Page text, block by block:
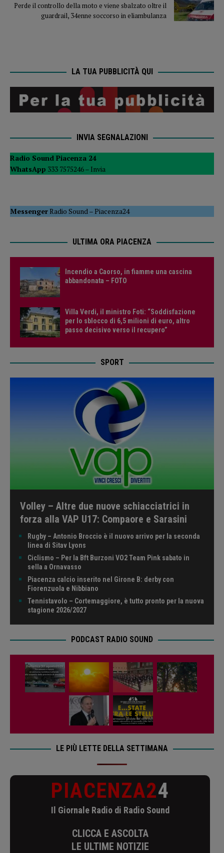
Perde il controllo della moto e viene sbalzato oltre il
guardrail, 34enne soccorso in eliambulanza
LA TUA PUBBLICITÀ QUI
INVIA SEGNALAZIONI
Radio Sound Piacenza 24
WhatsApp 333 7575246 – Invia
MessengerRadio Sound–Piacenza24
ULTIMA ORA PIACENZA
Incendio a Caorso, in fiamme una cascina
abbandonata – FOTO
Villa Verdi, il ministro Foti: “Soddisfazione
per lo sblocco di 6,5 milioni di euro, altro
passo decisivo verso il recupero”
SPORT
Volley – Altre due nuove schiacciatrici in
forza alla VAP U17: Compaore e Sarasini
Rugby – Antonio Broccio è il nuovo arrivo per la seconda
linea di Sitav Lyons
Ciclismo – Per la Bft Burzoni VO2 Team Pink sabato in
sella a Ornavasso
Piacenza calcio inserito nel Girone B: derby con
Fiorenzuola e Nibbiano
Tennistavolo – Cortemaggiore, è tutto pronto per la nuova
stagione 2026/2027
PODCAST RADIO SOUND
LE PIÙ LETTE DELLA SETTIMANA
PIACENZA24
Il Giornale Radio di Radio Sound
CLICCA E ASCOLTA
LE ULTIME NOTIZIE